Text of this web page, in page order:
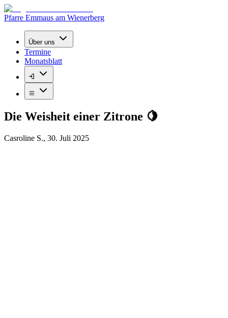
Pfarre Emmaus am Wienerberg
Über uns
Termine
Monatsblatt
Die Weisheit einer Zitrone 🍋
Casroline S., 30. Juli 2025